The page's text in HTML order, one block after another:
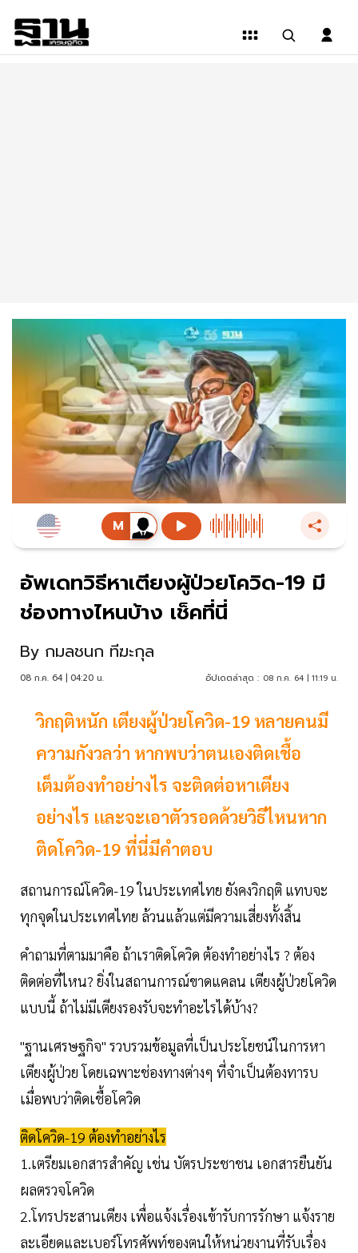
อัพเดทวิธีหาเตียงผู้ป่วยโควิด-19 มี
ช่องทางไหนบ้าง เช็คที่นี่
By กมลชนก ทีฆะกุล
08 ก.ค. 64 | 04:20 น. อัปเดตล่าสุด : 08 ก.ค. 64 | 11:19 น.
วิกฤติหนัก เตียงผู้ป่วยโควิด-19 หลายคนมี
ความกังวลว่า หากพบว่าตนเองติดเชื้อ
เต็มต้องทำอย่างไร จะติดต่อหาเตียง
อย่างไร เเละจะเอาตัวรอดด้วยวิธีไหนหาก
ติดโควิด-19 ที่นี่มีคำตอบ
สถานการณ์โควิด-19 ในประเทศไทย ยังคงวิกฤติ แทบจะ
ทุกจุดในประเทศไทย ล้วนแล้วแต่มีความเสี่ยงทั้งสิ้น
คำถามที่ตามมาคือ ถ้าเราติดโควิด ต้องทำอย่างไร ? ต้อง
ติดต่อที่ไหน? ยิ่งในสถานการณ์ขาดแคลน เตียงผู้ป่วยโควิด
แบบนี้ ถ้าไม่มีเตียงรองรับจะทำอะไรได้บ้าง?
"ฐานเศรษฐกิจ" รวบรวมข้อมูลที่เป็นประโยชน์ในการหา
เตียงผู้ป่วย โดยเฉพาะช่องทางต่างๆ ที่จำเป็นต้องทารบ
เมื่อพบว่าติดเชื้อโควิด
ติดโควิด-19 ต้องทำอย่างไร
1.เตรียมเอกสารสำคัญ เช่น บัตรประชาชน เอกสารยืนยัน
ผลตรวจโควิด
2.โทรประสานเตียง เพื่อแจ้งเรื่องเข้ารับการรักษา แจ้งราย
ละเอียดและเบอร์โทรศัพท์ของตนให้หน่วยงานที่รับเรื่อง